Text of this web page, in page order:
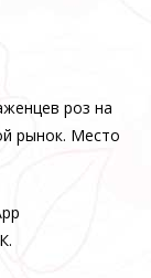
роз на
рынок. Место